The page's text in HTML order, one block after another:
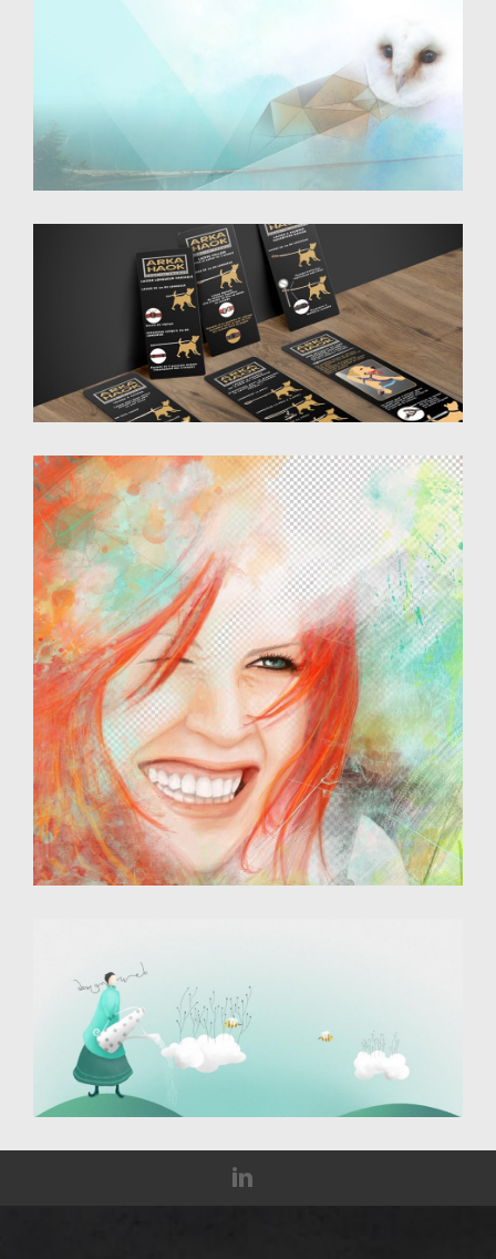
Illustration - photomontage
Destiné au web
Illustrations vectorielles
Destinées au commerce d'articles pour animaux
Illustration - dessin numérique
Illustration - dessin numérique
Destiné au web